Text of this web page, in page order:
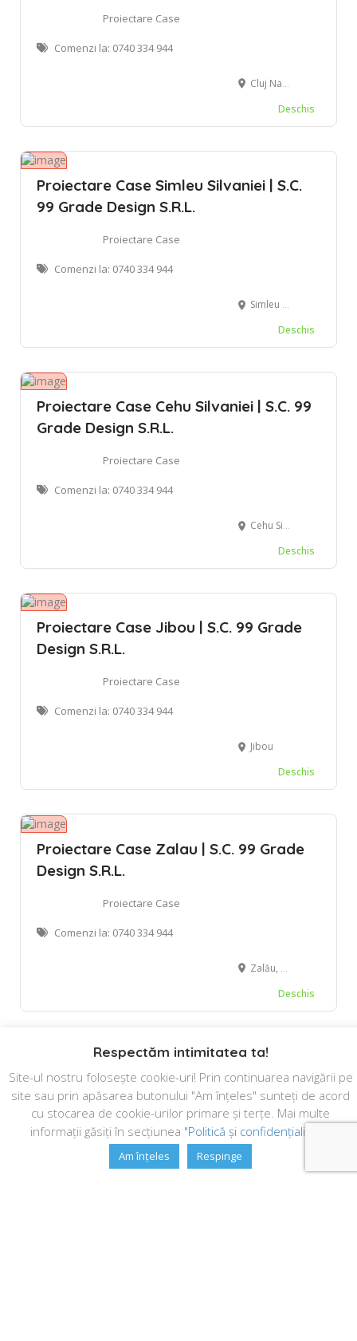
Proiectare Case
Comenzi la: 0740 334 944
Cluj Napoca
Deschis
Proiectare Case Simleu Silvaniei | S.C.
99 Grade Design S.R.L.
Proiectare Case
Comenzi la: 0740 334 944
Simleu Silvaniei
Deschis
Proiectare Case Cehu Silvaniei | S.C. 99
Grade Design S.R.L.
Proiectare Case
Comenzi la: 0740 334 944
Cehu Silvaniei
Deschis
Proiectare Case Jibou | S.C. 99 Grade
Design S.R.L.
Proiectare Case
Comenzi la: 0740 334 944
Jibou
Deschis
Proiectare Case Zalau | S.C. 99 Grade
Design S.R.L.
Proiectare Case
Comenzi la: 0740 334 944
Zalău, Romania
Deschis
Respectăm intimitatea ta!
Site-ul nostru folosește cookie-uri! Prin continuarea navigării pe
site sau prin apăsarea butonului "Am înțeles" sunteți de acord
cu stocarea de cookie-urilor primare și terțe. Mai multe
informații găsiți în secțiunea "Politică și confidențialitate"
Am înțeles Respinge